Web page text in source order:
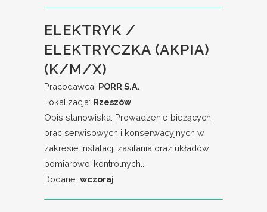
ELEKTRYK /
ELEKTRYCZKA (AKPIA)
(K/M/X)
Pracodawca: PORR S.A.
Lokalizacja: Rzeszów
Opis stanowiska: Prowadzenie bieżących
prac serwisowych i konserwacyjnych w
zakresie instalacji zasilania oraz układów
pomiarowo-kontrolnych....
Dodane: wczoraj